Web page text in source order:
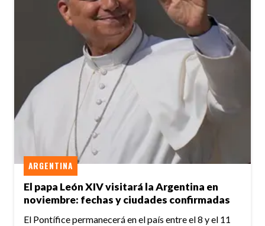
El papa León XIV visitará la Argentina en
noviembre: fechas y ciudades confirmadas
ARGENTINA
El Pontífice permanecerá en el país entre el 8 y el 11